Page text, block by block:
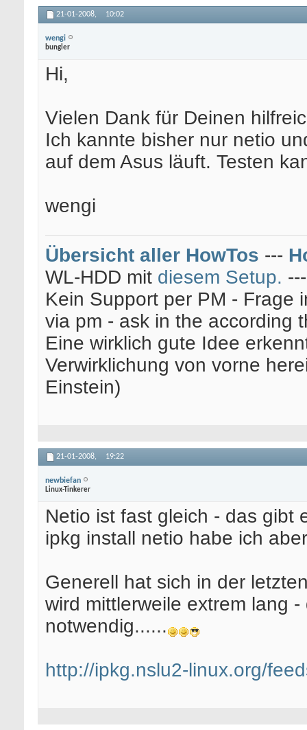
21-01-2008, 10:02
wengi
bungler
Hi,
Vielen Dank für Deinen
Ich kannte bisher nur netio
auf dem Asus läuft. Testen
wengi
Übersicht aller HowTos ---
WL-HDD mit diesem Setup.
Kein Support per PM - Frage
via pm - ask in the according
Eine wirklich gute Idee
Verwirklichung von vorne
Einstein)
21-01-2008, 19:22
newbiefan
Linux-Tinkerer
Netio ist fast gleich - das gibt
ipkg install netio habe ich
Generell hat sich in der
wird mittlerweile extrem lang
notwendig......
http://ipkg.nslu2-linux.org/